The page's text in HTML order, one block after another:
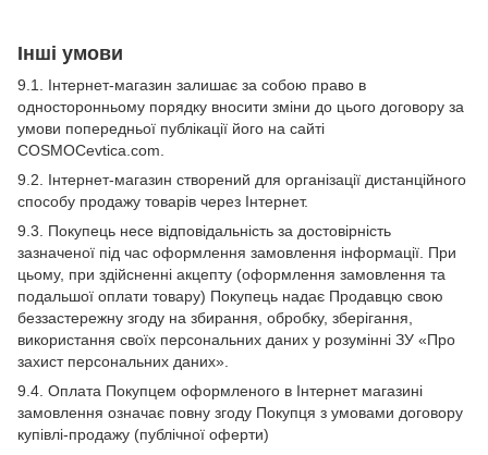
Інші умови
9.1. Інтернет-магазин залишає за собою право в
односторонньому порядку вносити зміни до цього договору за
умови попередньої публікації його на сайті
СOSMOCevtica.com.
9.2. Інтернет-магазин створений для організації дистанційного
способу продажу товарів через Інтернет.
9.3. Покупець несе відповідальність за достовірність
зазначеної під час оформлення замовлення інформації. При
цьому, при здійсненні акцепту (оформлення замовлення та
подальшої оплати товару) Покупець надає Продавцю свою
беззастережну згоду на збирання, обробку, зберігання,
використання своїх персональних даних у розумінні ЗУ «Про
захист персональних даних».
9.4. Оплата Покупцем оформленого в Інтернет магазині
замовлення означає повну згоду Покупця з умовами договору
купівлі-продажу (публічної оферти)